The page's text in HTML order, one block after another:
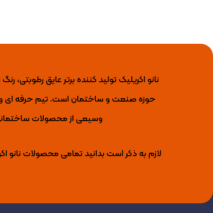
حوزه صنعت و ساختمان است. تیم حرفه ای و
وسیعی از محصولات
لازم به ذکر است بدانید تمامی محصولات نانو